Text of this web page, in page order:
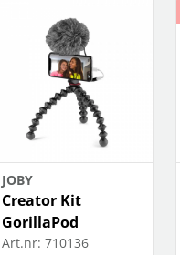
JOBY
Creator Kit
GorillaPod
Art.nr: 710136